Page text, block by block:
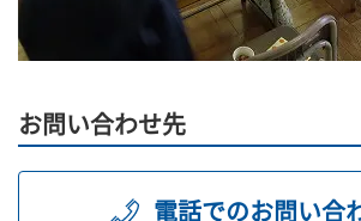
お問い合わせ先
電話でのお問い合